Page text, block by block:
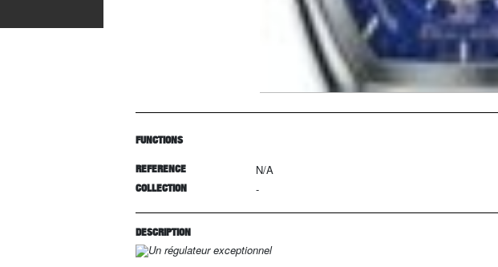
FUNCTIONS
REFERENCE N/A
COLLECTION -
DESCRIPTION
Un régulateur exceptionnel